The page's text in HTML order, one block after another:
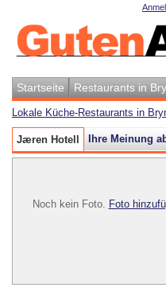
Startseite Restaurants in
Lokale Küche-Restaurants in
Jæren Hotell Ihre Meinung
Noch kein Foto. Foto